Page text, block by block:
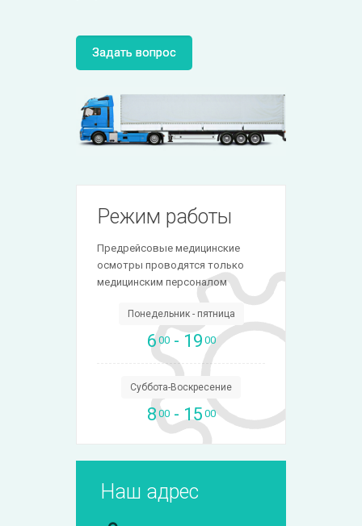
Задать вопрос
Режим работы
Предрейсовые медицинские
осмотры проводятся только
медицинским персоналом
Понедельник - пятница
6 00- 19 00
Суббота-Воскресение
8 00- 15 00
Наш адрес